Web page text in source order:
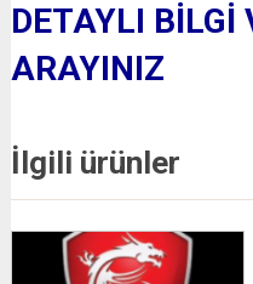
DETAYLI BİLGİ
ARAYINIZ
İlgili ürünler